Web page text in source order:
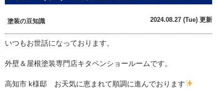
塗装の豆知識 2024.08.27 (Tue) 更新
いつもお世話になっております。
外壁＆屋根塗装専門店キタペンショールームです。
高知市 k様邸 お天気に恵まれて順調に進んでおります